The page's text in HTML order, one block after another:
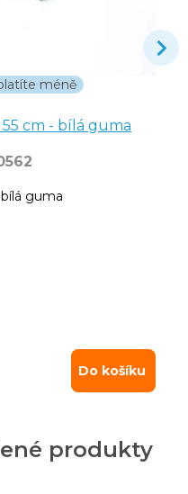
méně
cm - bílá guma
guma
Do košíku
produkty